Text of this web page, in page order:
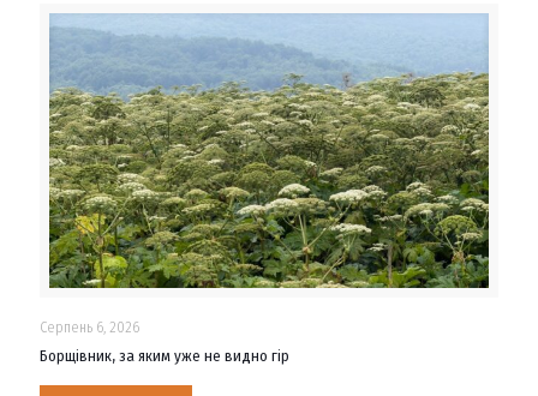
Серпень 6, 2026
Борщівник, за яким уже не видно гір